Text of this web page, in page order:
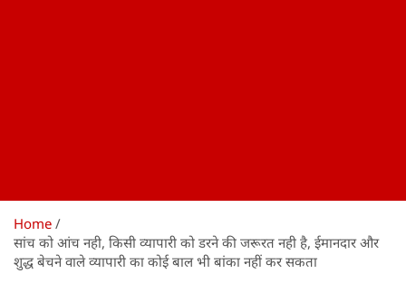
Home
सांच को आंच नही, किसी व्यापारी को डरने की जरूरत नही है, ईमानदार और
शुद्ध बेचने वाले व्यापारी का कोई बाल भी बांका नहीं कर सकता